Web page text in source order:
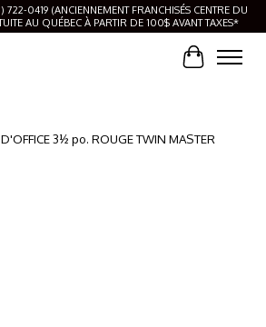
0419 (ANCIENNEMENT FRANCHISÉS CENTRE DU
AU QUÉBEC À PARTIR DE 100$ AVANT TAXES*
Panier
3½ po. ROUGE TWIN MASTER